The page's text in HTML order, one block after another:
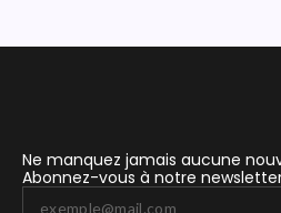
Ne manquez jamais aucune
Abonnez-vous à notre